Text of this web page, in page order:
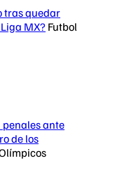
tras quedar
MX? Futbol
penales ante
de los